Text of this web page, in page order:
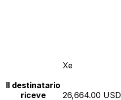
Xe
Il destinatario
riceve
26,664.00 USD